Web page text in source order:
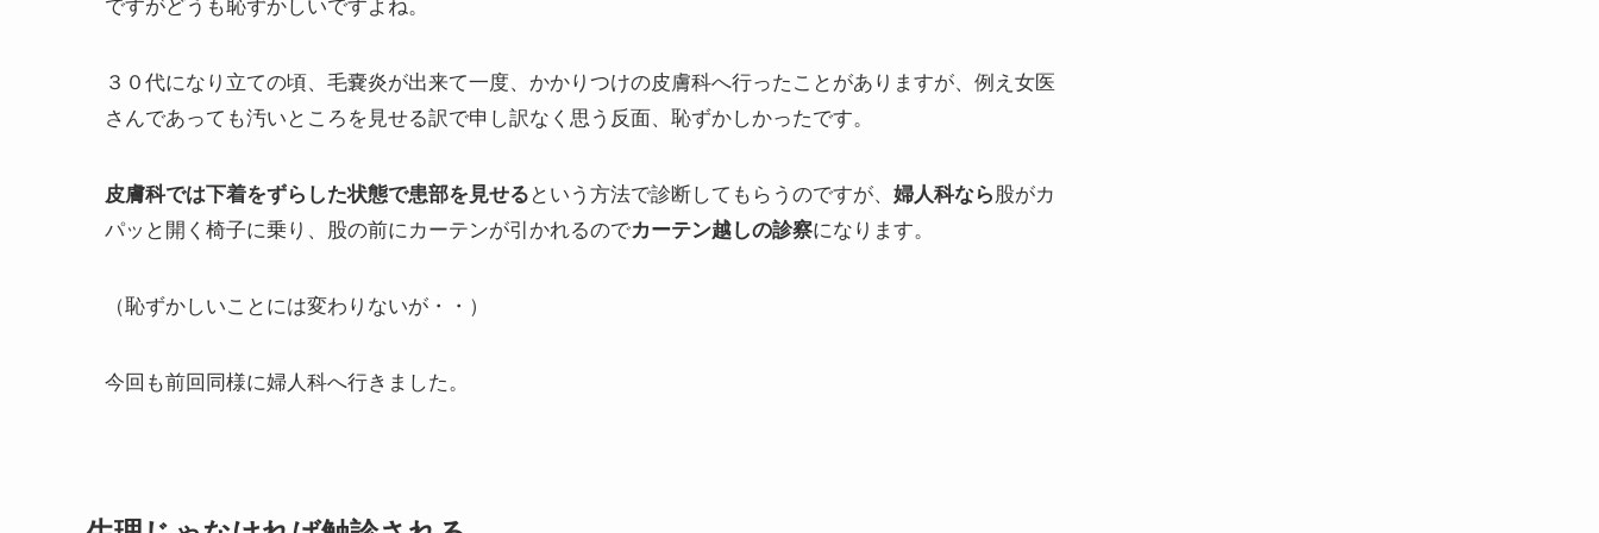
３０代になり立ての頃、毛嚢炎が出来て一度、かかりつけの皮膚科へ行ったことがありますが、例え女医
さんであっても汚いところを見せる訳で申し訳なく思う反面、恥ずかしかったです。
皮膚科では下着をずらした状態で患部を見せるという方法で診断してもらうのですが、 婦人科なら股がカ
パッと開く椅子に乗り、股の前にカーテンが引かれるのでカーテン越しの診察になります。
（恥ずかしいことには変わりないが・・）
今回も前回同様に婦人科へ行きました。